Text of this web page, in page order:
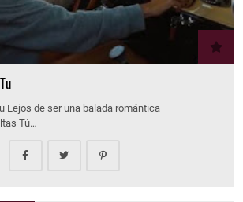
Lejos de ser una balada romántica
Tú…